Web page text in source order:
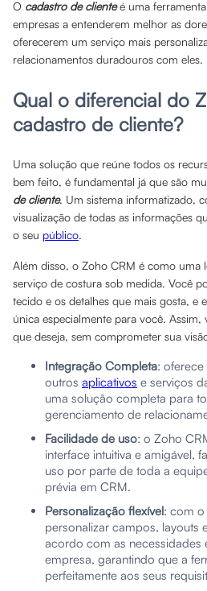
O cadastro de clienteé uma
empresas a entenderem melhor as
oferecerem um serviço mais
relacionamentos duradouros com eles.
Qual o diferencial do
cadastro de cliente?
Uma solução que reúne todos os
bem feito, é fundamental já que são
de cliente. Um sistema informatizado,
visualização de todas as informações
o seu público.
Além disso, o Zoho CRM é como uma
serviço de costura sob medida. Você
tecido e os detalhes que mais gosta, e
única especialmente para você.
que deseja, sem comprometer sua
Integração Completa:
outros aplicativos e serviços
uma solução completa para
gerenciamento de
Facilidade de uso: o Zoho
interface intuitiva e amigável,
uso por parte de toda a
prévia em CRM.
Personalização flexível: com
personalizar campos, layouts
acordo com as necessidades
empresa, garantindo que a
perfeitamente aos seus